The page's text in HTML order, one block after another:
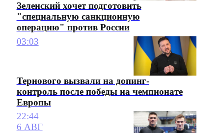
Зеленский хочет подготовить
"специальную санкционную
операцию" против России
03:03
Тернового вызвали на допинг-
контроль после победы на чемпионате
Европы
22:44
6 АВГ